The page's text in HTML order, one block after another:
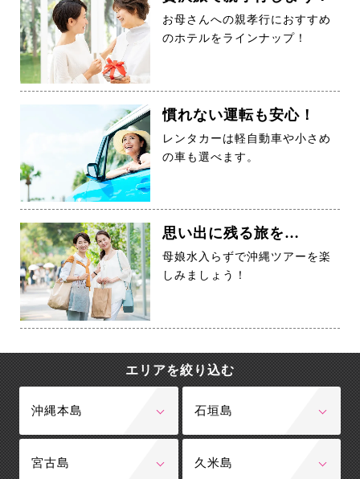
お母さんへの親孝行におすすめ
のホテルをラインナップ！
慣れない運転も安心！
レンタカーは軽自動車や小さめ
の車も選べます。
思い出に残る旅を…
母娘水入らずで沖縄ツアーを楽
しみましょう！
エリアを絞り込む
沖縄本島 石垣島
宮古島 久米島